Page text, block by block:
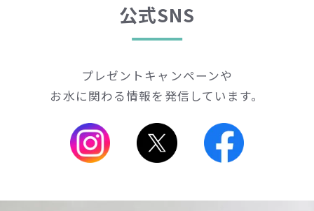
公式SNS
プレゼントキャンペーンや
お水に関わる情報を発信しています。